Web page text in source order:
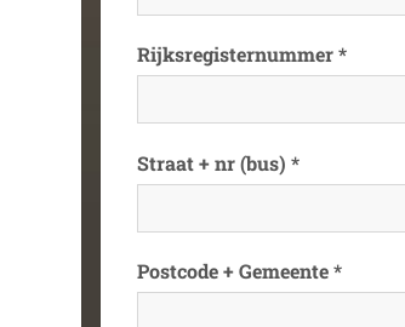
Rijksregisternummer *
Straat + nr (bus) *
Postcode + Gemeente *